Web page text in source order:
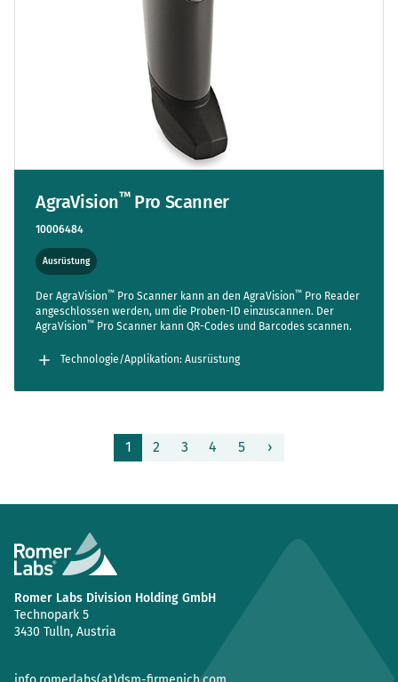
AgraVision™Pro Scanner
10006484
Ausrüstung
Der AgraVision™ Pro Scanner kann an den AgraVision™ Pro Reader
angeschlossen werden, um die Proben-ID einzuscannen. Der
AgraVision™ Pro Scanner kann QR-Codes und Barcodes scannen.
Technologie/Applikation: Ausrüstung
Seite
1 2 3 4 5 ›
Romer Labs Division Holding GmbH
Technopark 5
3430 Tulln, Austria